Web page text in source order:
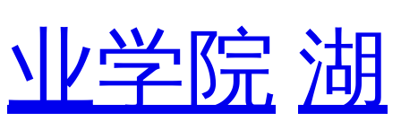
业学院 湖